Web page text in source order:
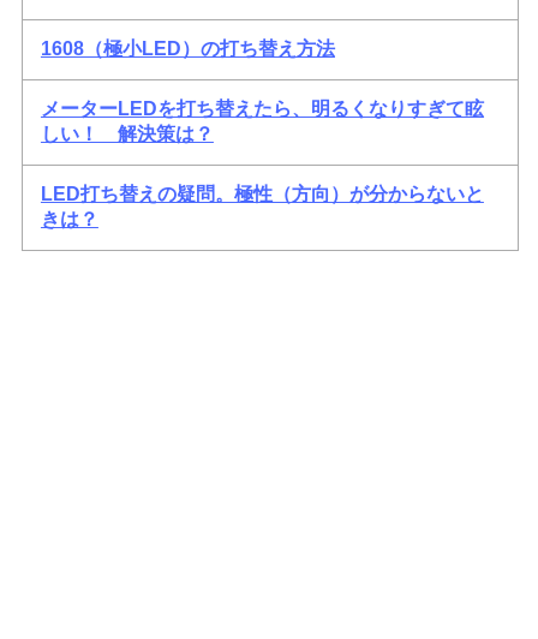
1608（極小LED）の打ち替え方法
メーターLEDを打ち替えたら、明るくなりすぎて眩
しい！ 解決策は？
LED打ち替えの疑問。極性（方向）が分からないと
きは？